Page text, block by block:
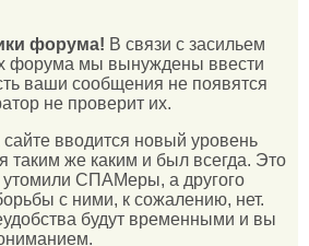
форума! В связи с засильем
форума мы вынуждены ввести
ваши сообщения не появятся
не проверит их.
сайте вводится новый уровень
таким же каким и был всегда. Это
утомили СПАМеры, а другого
с ними, к сожалению, нет.
будут временными и вы